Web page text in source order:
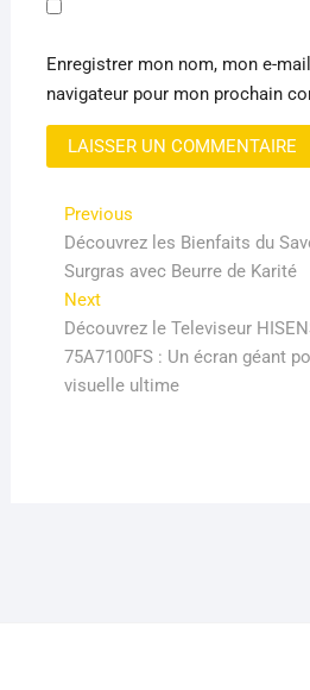
Enregistrer mon nom, mon e-
navigateur pour mon prochain
Navigation
de
l’article
PreviousPrevious
post:
Découvrez les Bienfaits du
Surgras avec Beurre de Karité
NextNext
post:
Découvrez le Televiseur
75A7100FS : Un écran géant
visuelle ultime